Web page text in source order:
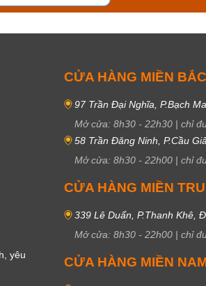
yêu
CỬA HÀNG MIỀN BẮC
97 Trần Đại Nghĩa, P.Bạch
Mở cửa: 8h30 - 22h30 | chỉ
58 Trần Đăng Ninh, P.Cầu
Mở cửa: 8h30 - 22h00 | chỉ
CỬA HÀNG MIỀN
339 Lê Duẩn, P.Thanh Khê,
Mở cửa: 8h30 - 22h00 | chỉ
CỬA HÀNG MIỀN